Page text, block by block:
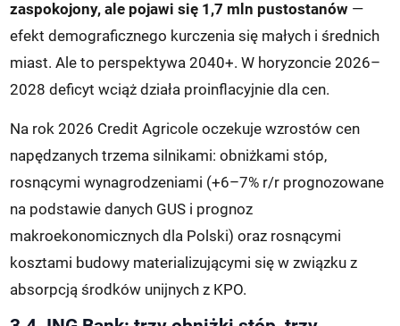
zaspokojony, ale pojawi się 1,7 mln pustostanów —
efekt demograficznego kurczenia się małych i średnich
miast. Ale to perspektywa 2040+. W horyzoncie 2026–
2028 deficyt wciąż działa proinflacyjnie dla cen.
Na rok 2026 Credit Agricole oczekuje wzrostów cen
napędzanych trzema silnikami: obniżkami stóp,
rosnącymi wynagrodzeniami (+6–7% r/r prognozowane
na podstawie danych GUS i prognoz
makroekonomicznych dla Polski) oraz rosnącymi
kosztami budowy materializującymi się w związku z
absorpcją środków unijnych z KPO.